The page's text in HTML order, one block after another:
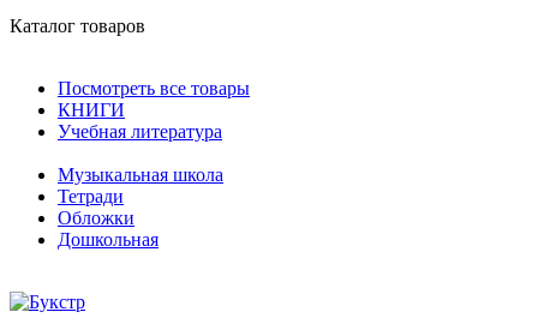
Каталог товаров
Посмотреть все товары
КНИГИ
Учебная литература
Музыкальная школа
Тетради
Обложки
Дошкольная